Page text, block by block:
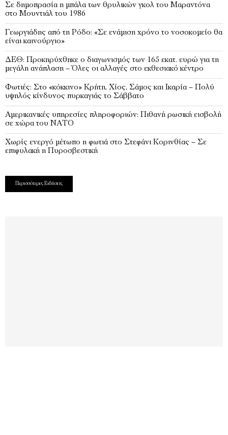
Σε δημοπρασία η μπάλα των θρυλικών γκολ του Μαραντόνα
στο Μουντιάλ του 1986
Γεωργιάδης από τη Ρόδο: «Σε ενάμιση χρόνο το νοσοκομείο θα
είναι καινούργιο»
ΔΕΘ: Προκηρύχθηκε ο διαγωνισμός των 165 εκατ. ευρώ για τη
μεγάλη ανάπλαση – Όλες οι αλλαγές στο εκθεσιακό κέντρο
Φωτιές: Στο «κόκκινο» Κρήτη, Χίος, Σάμος και Ικαρία – Πολύ
υψηλός κίνδυνος πυρκαγιάς το Σάββατο
Αμερικανικές υπηρεσίες πληροφοριών: Πιθανή ρωσική εισβολή
σε χώρα του ΝΑΤΟ
Χωρίς ενεργό μέτωπο η φωτιά στο Στεφάνι Κορινθίας – Σε
επιφυλακή η Πυροσβεστική
Περισσότερες Ειδήσεις